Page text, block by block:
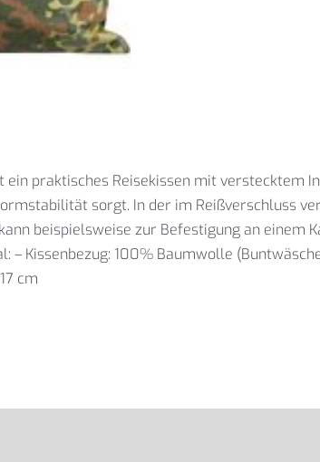
praktisches Reisekissen mit verstecktem
sorgt. In der im Reißverschluss
beispielsweise zur Befestigung an einem
Kissenbezug: 100% Baumwolle
cm